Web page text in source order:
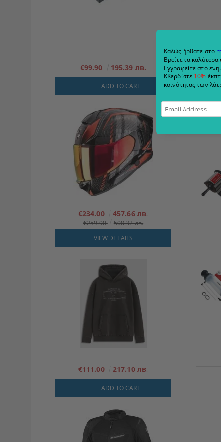
€99.90 195.39 лв.
ADD TO CART
€234.00 457.66 лв.
€259.90
508.32 лв.
VIEW DETAILS
€111.00 217.10 лв.
ADD TO CART
Καλώς ήρθατε στο
Βρείτε τα καλύτερα
Εγγραφείτε στο
ΚΚερδίστε 10%
κοινότητας των